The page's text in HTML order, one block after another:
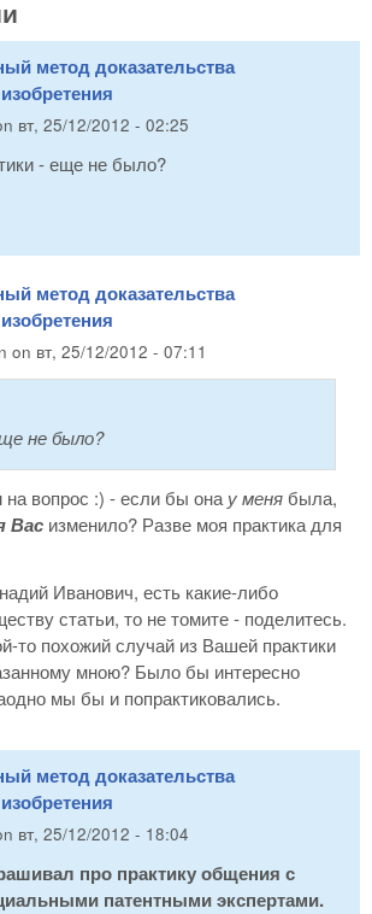
метод доказательства
вт, 25/12/2012 - 02:25
- еще не было?
метод доказательства
on вт, 25/12/2012 - 07:11
не было?
вопрос :) - если бы она у меня была,
Вас изменило? Разве моя практика для
Иванович, есть какие-либо
статьи, то не томите - поделитесь.
то похожий случай из Вашей практики
мною? Было бы интересно
мы бы и попрактиковались.
метод доказательства
вт, 25/12/2012 - 18:04
про практику общения с
патентными экспертами.